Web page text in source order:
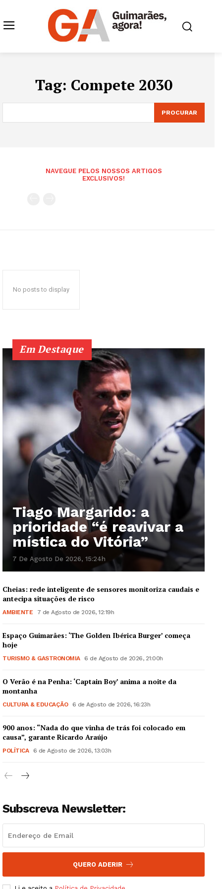
Guimarães, agora!
Institucional
Artigos
Edição Digital
Grande Entrevista
Tag: Compete 2030
PROCURAR
NAVEGUE PELOS NOSSOS ARTIGOS
EXCLUSIVOS!
No posts to display
Em Destaque
Tiago Margarido: a
prioridade “é reavivar a
mística do Vitória”
7 De Agosto De 2026, 15:24h
Cheias: rede inteligente de sensores monitoriza caudais e
antecipa situações de risco
AMBIENTE 7 de Agosto de 2026, 12:19h
Espaço Guimarães: ‘The Golden Ibérica Burger’ começa
hoje
TURISMO & GASTRONOMIA 6 de Agosto de 2026, 21:00h
O Verão é na Penha: ‘Captain Boy’ anima a noite da
montanha
CULTURA & EDUCAÇÃO 6 de Agosto de 2026, 16:23h
900 anos: “Nada do que vinha de trás foi colocado em
causa”, garante Ricardo Araújo
POLÍTICA 6 de Agosto de 2026, 13:03h
Subscreva Newsletter:
QUERO ADERIR